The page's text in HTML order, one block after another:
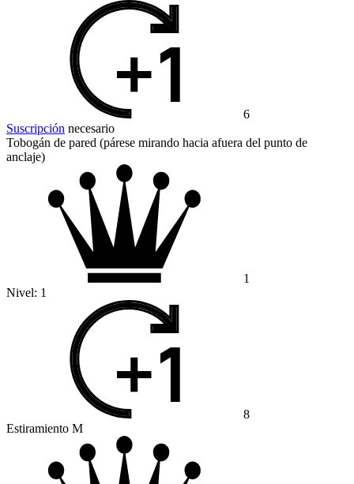
6
Suscripción necesario
Tobogán de pared (párese mirando hacia afuera del punto de
anclaje)
1
Nivel: 1
8
Estiramiento M